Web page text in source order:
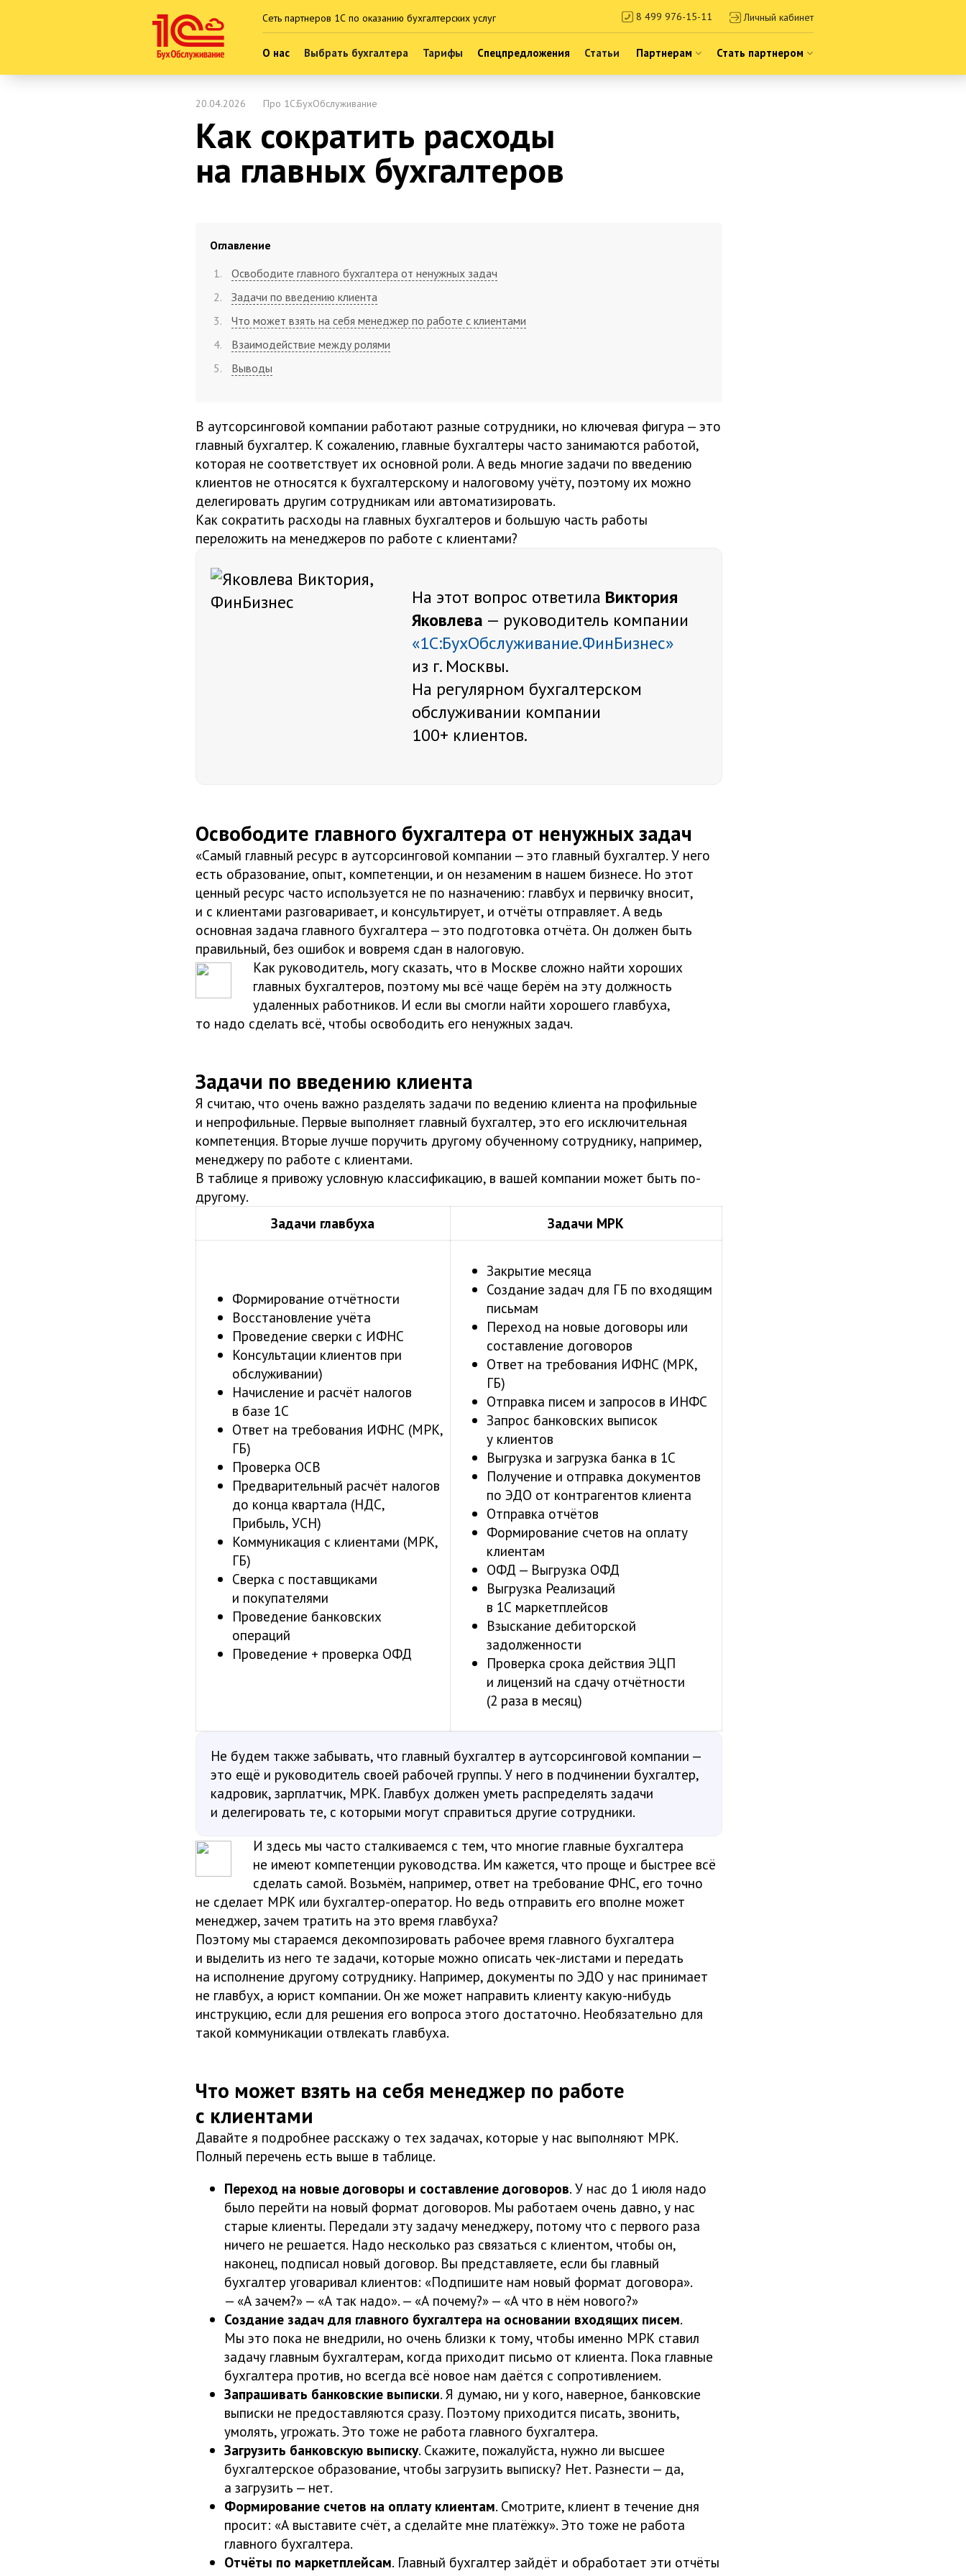
Сеть партнеров 1С по оказанию бухгалтерских услуг 8 499 976-15-11 Личный кабинет
О нас Выбрать бухгалтера Тарифы Спецпредложения Статьи Партнерам Стать партнером
20.04.2026 Про 1С:БухОбслуживание
Как сократить расходы
на главных бухгалтеров
Оглавление
Освободите главного бухгалтера от ненужных задач
Задачи по введению клиента
Что может взять на себя менеджер по работе с клиентами
Взаимодействие между ролями
Выводы
В аутсорсинговой компании работают разные сотрудники, но ключевая фигура — это
главный бухгалтер. К сожалению, главные бухгалтеры часто занимаются работой,
которая не соответствует их основной роли. А ведь многие задачи по введению
клиентов не относятся к бухгалтерскому и налоговому учёту, поэтому их можно
делегировать другим сотрудникам или автоматизировать.
Как сократить расходы на главных бухгалтеров и большую часть работы
переложить на менеджеров по работе с клиентами?
На этот вопрос ответила Виктория
Яковлева — руководитель компании
«1С:БухОбслуживание.ФинБизнес»
из г. Москвы.
На регулярном бухгалтерском
обслуживании компании
100+ клиентов.
Освободите главного бухгалтера от ненужных задач
«Самый главный ресурс в аутсорсинговой компании — это главный бухгалтер. У него
есть образование, опыт, компетенции, и он незаменим в нашем бизнесе. Но этот
ценный ресурс часто используется не по назначению: главбух и первичку вносит,
и с клиентами разговаривает, и консультирует, и отчёты отправляет. А ведь
основная задача главного бухгалтера — это подготовка отчёта. Он должен быть
правильный, без ошибок и вовремя сдан в налоговую.
Как руководитель, могу сказать, что в Москве сложно найти хороших
главных бухгалтеров, поэтому мы всё чаще берём на эту должность
удаленных работников. И если вы смогли найти хорошего главбуха,
то надо сделать всё, чтобы освободить его ненужных задач.
Задачи по введению клиента
Я считаю, что очень важно разделять задачи по ведению клиента на профильные
и непрофильные. Первые выполняет главный бухгалтер, это его исключительная
компетенция. Вторые лучше поручить другому обученному сотруднику, например,
менеджеру по работе с клиентами.
В таблице я привожу условную классификацию, в вашей компании может быть по-
другому.
Задачи главбуха
Задачи МРК
Формирование отчётности
Восстановление учёта
Проведение сверки с ИФНС
Консультации клиентов при
обслуживании)
Начисление и расчёт налогов
в базе 1С
Ответ на требования ИФНС (МРК,
ГБ)
Проверка ОСВ
Предварительный расчёт налогов
до конца квартала (НДС,
Прибыль, УСН)
Коммуникация с клиентами (МРК,
ГБ)
Сверка с поставщиками
и покупателями
Проведение банковских
операций
Проведение + проверка ОФД
Закрытие месяца
Создание задач для ГБ по входящим
письмам
Переход на новые договоры или
составление договоров
Ответ на требования ИФНС (МРК,
ГБ)
Отправка писем и запросов в ИНФС
Запрос банковских выписок
у клиентов
Выгрузка и загрузка банка в 1С
Получение и отправка документов
по ЭДО от контрагентов клиента
Отправка отчётов
Формирование счетов на оплату
клиентам
ОФД — Выгрузка ОФД
Выгрузка Реализаций
в 1С маркетплейсов
Взыскание дебиторской
задолженности
Проверка срока действия ЭЦП
и лицензий на сдачу отчётности
(2 раза в месяц)
Не будем также забывать, что главный бухгалтер в аутсорсинговой компании —
это ещё и руководитель своей рабочей группы. У него в подчинении бухгалтер,
кадровик, зарплатчик, МРК. Главбух должен уметь распределять задачи
и делегировать те, с которыми могут справиться другие сотрудники.
И здесь мы часто сталкиваемся с тем, что многие главные бухгалтера
не имеют компетенции руководства. Им кажется, что проще и быстрее всё
сделать самой. Возьмём, например, ответ на требование ФНС, его точно
не сделает МРК или бухгалтер-оператор. Но ведь отправить его вполне может
менеджер, зачем тратить на это время главбуха?
Поэтому мы стараемся декомпозировать рабочее время главного бухгалтера
и выделить из него те задачи, которые можно описать чек-листами и передать
на исполнение другому сотруднику. Например, документы по ЭДО у нас принимает
не главбух, а юрист компании. Он же может направить клиенту какую-нибудь
инструкцию, если для решения его вопроса этого достаточно. Необязательно для
такой коммуникации отвлекать главбуха.
Что может взять на себя менеджер по работе
с клиентами
Давайте я подробнее расскажу о тех задачах, которые у нас выполняют МРК.
Полный перечень есть выше в таблице.
Переход на новые договоры и составление договоров. У нас до 1 июля надо
было перейти на новый формат договоров. Мы работаем очень давно, у нас
старые клиенты. Передали эту задачу менеджеру, потому что с первого раза
ничего не решается. Надо несколько раз связаться с клиентом, чтобы он,
наконец, подписал новый договор. Вы представляете, если бы главный
бухгалтер уговаривал клиентов: «Подпишите нам новый формат договора».
— «А зачем?» — «А так надо». — «А почему?» — «А что в нём нового?»
Создание задач для главного бухгалтера на основании входящих писем.
Мы это пока не внедрили, но очень близки к тому, чтобы именно МРК ставил
задачу главным бухгалтерам, когда приходит письмо от клиента. Пока главные
бухгалтера против, но всегда всё новое нам даётся с сопротивлением.
Запрашивать банковские выписки. Я думаю, ни у кого, наверное, банковские
выписки не предоставляются сразу. Поэтому приходится писать, звонить,
умолять, угрожать. Это тоже не работа главного бухгалтера.
Загрузить банковскую выписку. Скажите, пожалуйста, нужно ли высшее
бухгалтерское образование, чтобы загрузить выписку? Нет. Разнести — да,
а загрузить — нет.
Формирование счетов на оплату клиентам. Смотрите, клиент в течение дня
просит: «А выставите счёт, а сделайте мне платёжку». Это тоже не работа
главного бухгалтера.
Отчёты по маркетплейсам. Главный бухгалтер зайдёт и обработает эти отчёты